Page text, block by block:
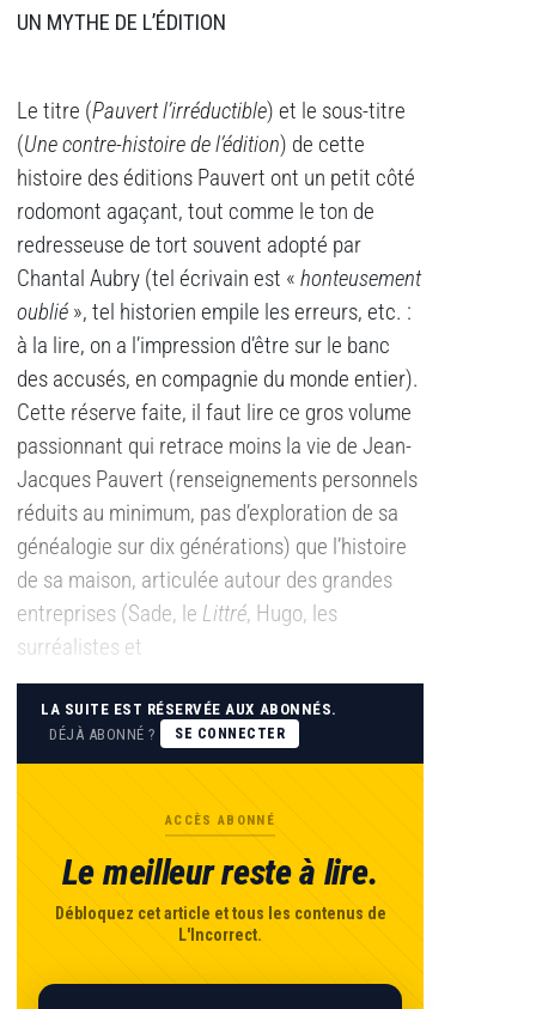
UN MYTHE DE L’ÉDITION
Le titre (Pauvert l’irréductible) et le sous-titre
(Une contre-histoire de l’édition) de cette
histoire des éditions Pauvert ont un petit côté
rodomont agaçant, tout comme le ton de
redresseuse de tort souvent adopté par
Chantal Aubry (tel écrivain est « honteusement
oublié », tel historien empile les erreurs, etc. :
à la lire, on a l’impression d’être sur le banc
des accusés, en compagnie du monde entier).
Cette réserve faite, il faut lire ce gros volume
passionnant qui retrace moins la vie de Jean-
Jacques Pauvert (renseignements personnels
réduits au minimum, pas d’exploration de sa
généalogie sur dix générations) que l’histoire
de sa maison, articulée autour des grandes
entreprises (Sade, le Littré, Hugo, les
surréalistes et
LA SUITE EST RÉSERVÉE AUX ABONNÉS.
DÉJÀ ABONNÉ ?
SE CONNECTER
ACCÈS ABONNÉ
Le meilleur reste à lire.
Débloquez cet article et tous les contenus de
L'Incorrect.